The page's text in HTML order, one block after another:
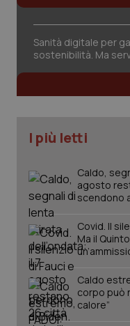
Sanità digitale per
sostenibilità. Ma
I più letti
Caldo,
agosto
scendono
Covid. Il
Ma il
Caldo
corpo può
calore”
tracking-sites-
tracking-enable
session-id